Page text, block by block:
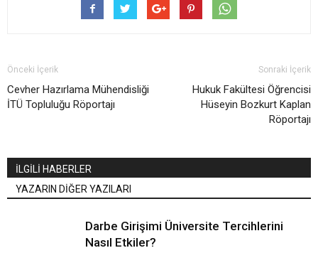
Önceki İçerik
Cevher Hazırlama Mühendisliği
İTÜ Topluluğu Röportajı
Sonraki İçerik
Hukuk Fakültesi Öğrencisi
Hüseyin Bozkurt Kaplan
Röportajı
İLGİLİ HABERLER
YAZARIN DİĞER YAZILARI
Darbe Girişimi Üniversite Tercihlerini
Nasıl Etkiler?